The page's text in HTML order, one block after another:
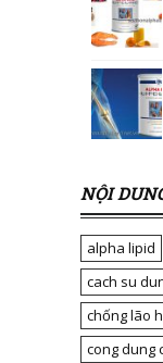
NỘI
alpha lipid
cach su
chống lão
cong dung